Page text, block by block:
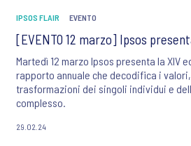
IPSOS FLAIR EVENTO
[EVENTO 12 marzo] Ipsos
Martedì 12 marzo Ipsos presenta la XIV
rapporto annuale che decodifica i
trasformazioni dei singoli individui e
complesso.
29.02.24